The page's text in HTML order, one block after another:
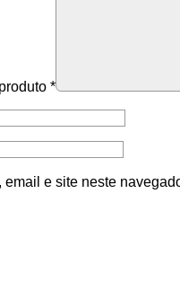
*
email e site neste